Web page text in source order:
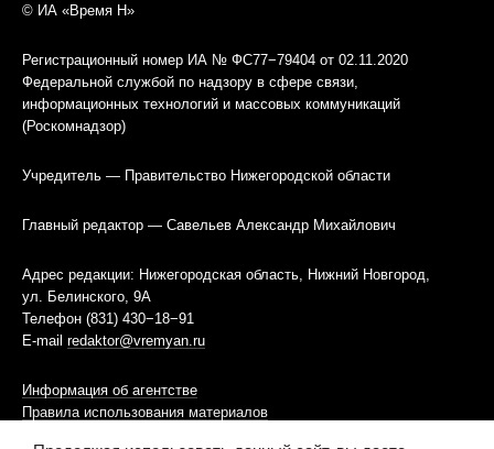
© ИА «Время Н»
Регистрационный номер ИА № ФС77−79404 от 02.11.2020
Федеральной службой по надзору в сфере связи,
информационных технологий и массовых коммуникаций
(Роскомнадзор)
Учредитель — Правительство Нижегородской области
Главный редактор — Савельев Александр Михайлович
Адрес редакции: Нижегородская область, Нижний Новгород,
ул. Белинского, 9А
Телефон (831) 430−18−91
E-mail redaktor@vremyan.ru
Информация об агентстве
Правила использования материалов